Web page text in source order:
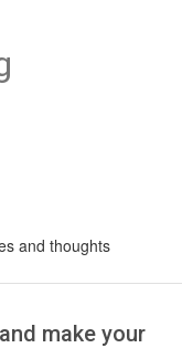
and thoughts
make your